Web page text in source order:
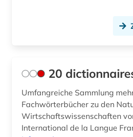
buchdruck (1)
buchhandel (4)
buchwissenschaft (1)
20
Umfangreiche Sammlung
Fachwörterbücher zu den
Wirtschaftswissenschaften
International de la Langue